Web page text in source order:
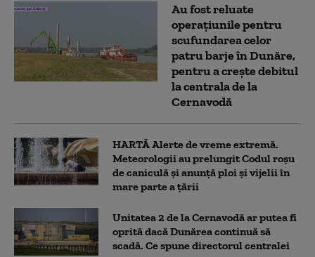
Au fost reluate
operațiunile pentru
scufundarea celor
patru barje în Dunăre,
pentru a crește debitul
la centrala de la
Cernavodă
HARTĂ Alerte de vreme extremă.
Meteorologii au prelungit Codul roșu
de caniculă și anunță ploi și vijelii în
mare parte a țării
Unitatea 2 de la Cernavodă ar putea fi
oprită dacă Dunărea continuă să
scadă. Ce spune directorul centralei